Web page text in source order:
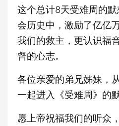
这个总计8天受难周的
会历史中，激励了亿亿
我们的救主，更认识福
督的心志。
各位亲爱的弟兄姊妹，
一起进入《受难周》的默
愿上帝祝福我们的听众